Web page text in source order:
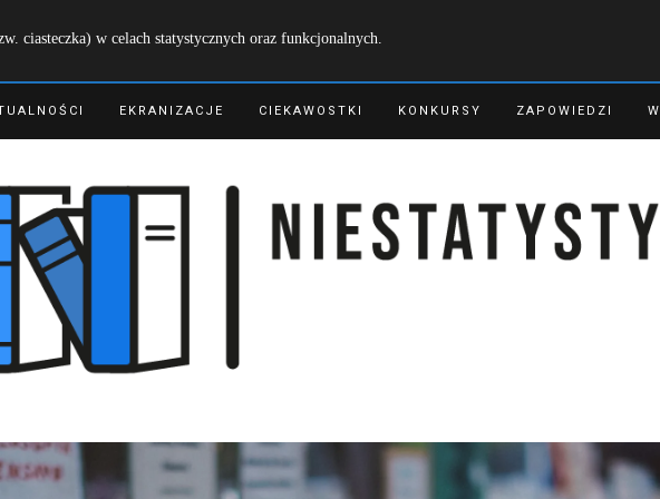
ciasteczka) w celach statystycznych oraz funkcjonalnych.
EKRANIZACJE CIEKAWOSTKI KONKURSY ZAPOWIEDZI